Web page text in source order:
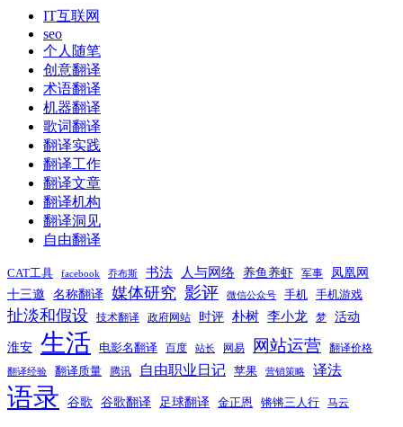
IT互联网
seo
个人随笔
创意翻译
术语翻译
机器翻译
歌词翻译
翻译实践
翻译工作
翻译文章
翻译机构
翻译洞见
自由翻译
CAT工具 facebook 乔布斯 书法 人与网络 养鱼养虾 军事
凤凰网
十三邀
名称翻译 媒体研究 影评 微信公众号 手机 手机游戏
扯淡和假设 技术翻译 政府网站 时评 朴树 李小龙 梦 活动
淮安 生活 电影名翻译 百度 站长 网易 网站运营 翻译价格
翻译经验 翻译质量 腾讯 自由职业日记 苹果 营销策略 译法
语录 谷歌 谷歌翻译 足球翻译 金正恩 锵锵三人行 马云